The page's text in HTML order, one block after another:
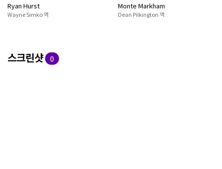
Ryan Hurst
Wayne Simko 역
Monte Markham
Dean Pilkington 역
스크린샷 0